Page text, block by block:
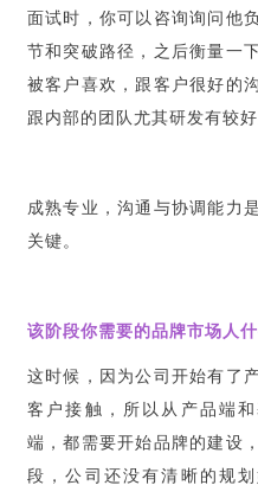
面试时，你可以咨询询问他
节和突破路径，之后衡量一
被客户喜欢，跟客户很好的
跟内部的团队尤其研发有较好
成熟专业，沟通与协调能力
关键。
该阶段你需要的品牌市场人什
这时候，因为公司开始有了
客户接触，所以从产品端
端，都需要开始品牌的建设
段，公司还没有清晰的规